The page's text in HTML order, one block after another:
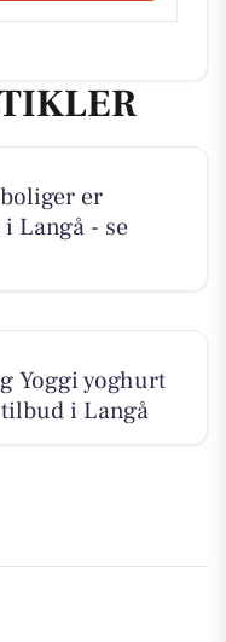
er
Langå - se
Yoggi yoghurt
i Langå